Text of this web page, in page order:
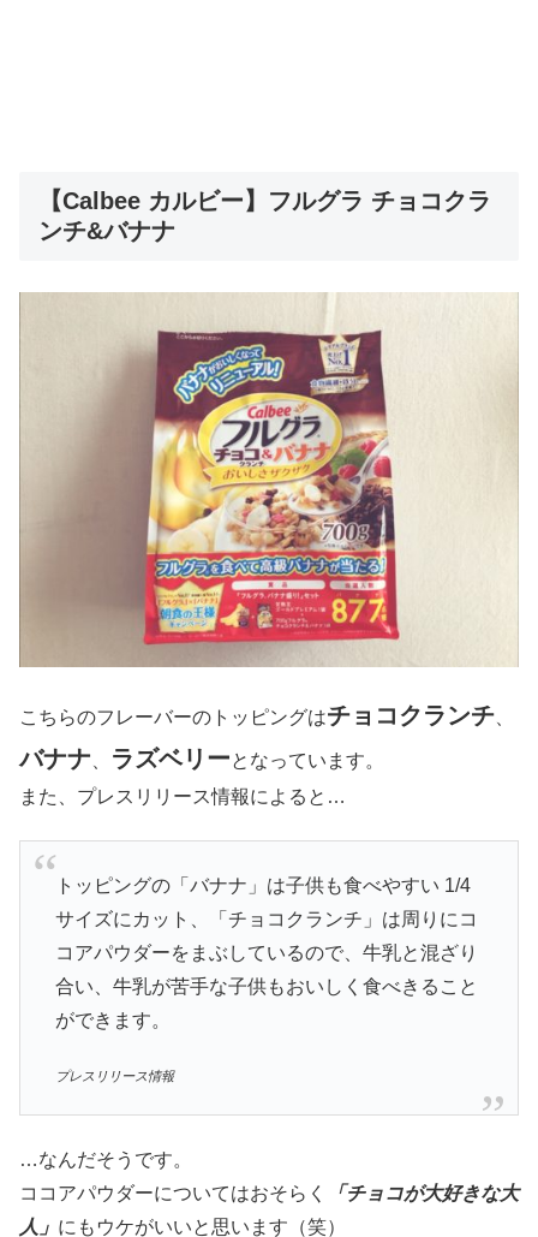
【Calbee カルビー】フルグラ チョコクラ
ンチ&バナナ
こちらのフレーバーのトッピングはチョコクランチ
バナナ ラズベリーとなっています。
また、プレスリリース情報によると…
トッピングの「バナナ」は子供も食べやすい 1/4
サイズにカット、「チョコクランチ」は周りにコ
コアパウダーをまぶしているので、牛乳と混ざり
合い、牛乳が苦手な子供もおいしく食べきること
ができます。
プレスリリース情報
…なんだそうです。
ココアパウダーについてはおそらく
「チョコが大好きな大
人」 にもウケがいいと思います（笑）